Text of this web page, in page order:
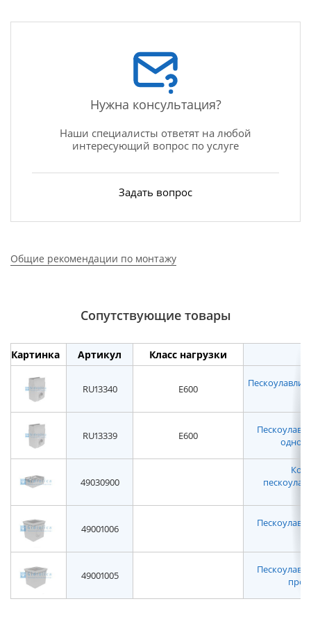
Нужна консультация?
Наши специалисты ответят на любой
интересующий вопрос по услуге
Задать вопрос
Общие рекомендации по монтажу
Сопутствующие товары
Картинка Артикул Класс нагрузки
RU13340 E600
RU13339 E600
49030900
49001006
49001005